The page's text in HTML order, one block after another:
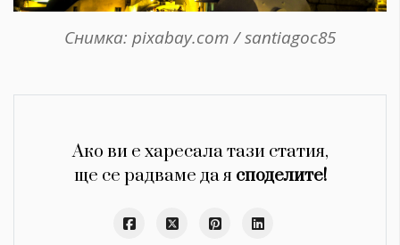
Снимка: pixabay.com / santiagoc85
Ако ви е харесала тази статия,
ще се радваме да я споделите!